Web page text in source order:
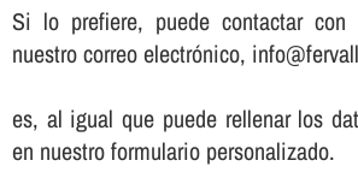
Si lo prefiere, puede contactar con
nuestro correo electrónico,
es, al igual que puede rellenar los
en nuestro formulario personalizado.